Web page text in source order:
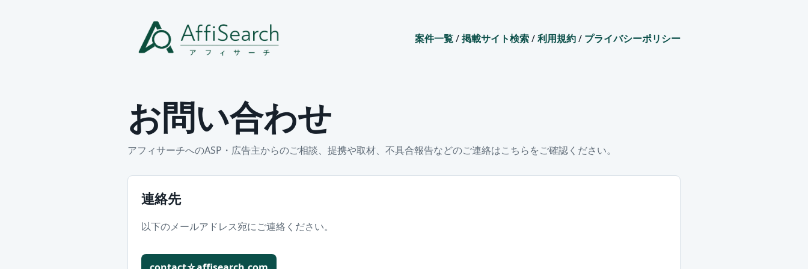
案件一覧/掲載サイト検索/利用規約/ プライバシーポリシー
お問い合わせ
アフィサーチへのASP・広告主からのご相談、提携や取材、不具合報告などのご連絡はこちらをご確認ください。
連絡先
以下のメールアドレス宛にご連絡ください。